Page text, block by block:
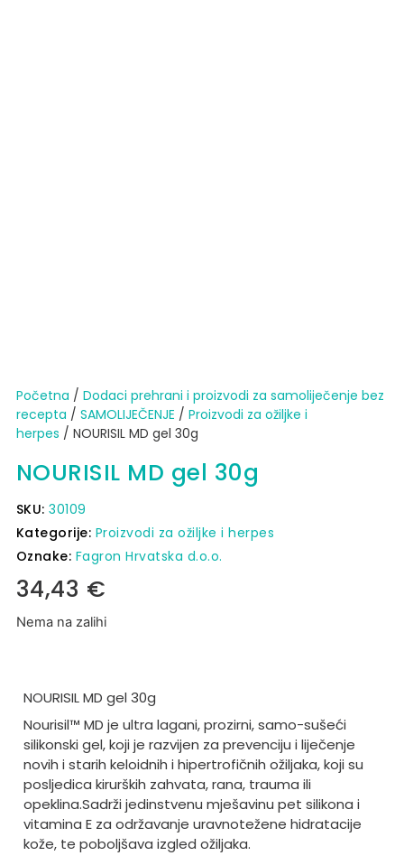
Početna / Dodaci prehrani i proizvodi za samoliječenje bez
recepta / SAMOLIJEČENJE / Proizvodi za ožiljke i
herpes / NOURISIL MD gel 30g
NOURISIL MD gel 30g
SKU:30109
Kategorije: Proizvodi za ožiljke i herpes
Oznake: Fagron Hrvatska d.o.o.
34,43 €
Nema na zalihi
NOURISIL MD gel 30g
Nourisil™ MD je ultra lagani, prozirni, samo-sušeći
silikonski gel, koji je razvijen za prevenciju i liječenje
novih i starih keloidnih i hipertrofičnih ožiljaka, koji su
posljedica kirurških zahvata, rana, trauma ili
opeklina.Sadrži jedinstvenu mješavinu pet silikona i
vitamina E za održavanje uravnotežene hidratacije
kože, te poboljšava izgled ožiljaka.